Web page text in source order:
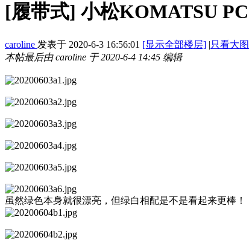
[履带式] 小松KOMATSU
caroline 发表于 2020-6-3 16:56:01 [显示全部楼层] |只看大图
本帖最后由 caroline 于 2020-6-4 14:45 编辑
虽然绿色本身就很漂亮，但绿白相配是不是看起来更棒！